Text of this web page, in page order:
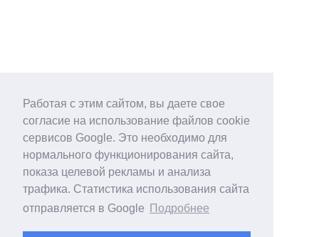
Работая с этим сайтом, вы даете свое
согласие на использование файлов cookie
сервисов Google. Это необходимо для
нормального функционирования сайта,
показа целевой рекламы и анализа
трафика. Статистика использования сайта
отправляется в Google
Подробнее